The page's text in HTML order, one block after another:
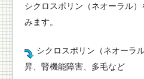
シクロスポリン（ネオーラル
みます。
シクロスポリン（ネオーラ
昇、腎機能障害、多毛など